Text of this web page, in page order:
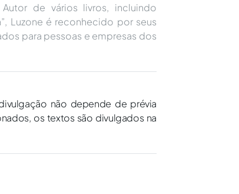
de vários livros, incluindo
Luzone é reconhecido por seus
para pessoas e empresas dos
não depende de prévia
os textos são divulgados na